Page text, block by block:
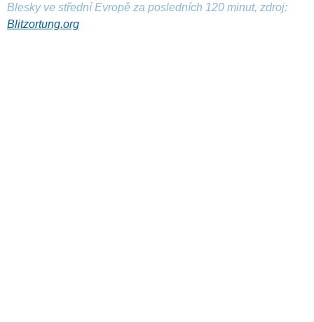
Blesky ve střední Evropě za posledních 120 minut, zdroj:
Blitzortung.org